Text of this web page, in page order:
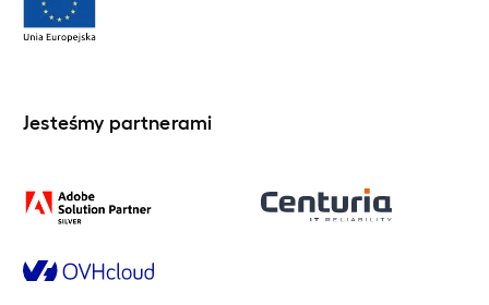
Jesteśmy partnerami